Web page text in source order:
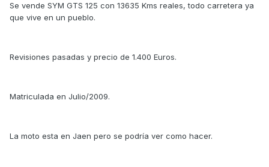
Se vende SYM GTS 125 con 13635 Kms reales, todo carretera ya
que vive en un pueblo.
Revisiones pasadas y precio de 1.400 Euros.
Matriculada en Julio/2009.
La moto esta en Jaen pero se podría ver como hacer.